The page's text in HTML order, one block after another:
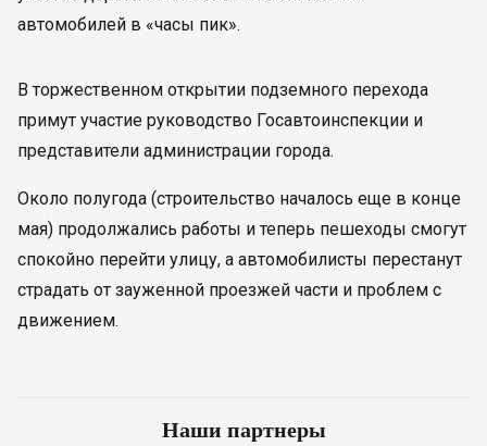
автомобилей в «часы пик».
В торжественном открытии подземного перехода
примут участие руководство Госавтоинспекции и
представители администрации города.
Около полугода (строительство началось еще в конце
мая) продолжались работы и теперь пешеходы смогут
спокойно перейти улицу, а автомобилисты перестанут
страдать от зауженной проезжей части и проблем с
движением.
Наши партнеры